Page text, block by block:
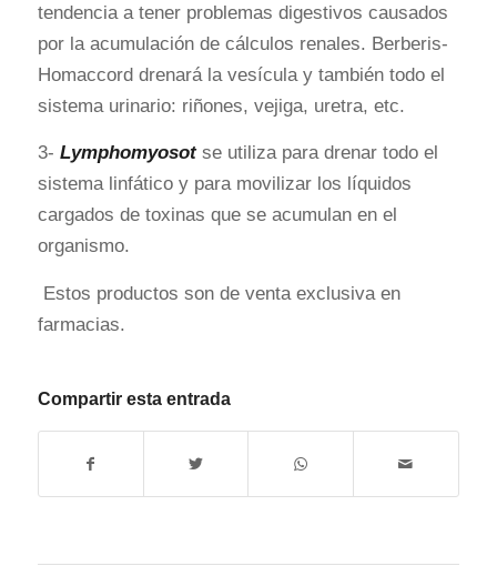
tendencia a tener problemas digestivos causados
por la acumulación de cálculos renales. Berberis-
Homaccord drenará la vesícula y también todo el
sistema urinario: riñones, vejiga, uretra, etc.
3- Lymphomyosotse utiliza para drenar todo el
sistema linfático y para movilizar los líquidos
cargados de toxinas que se acumulan en el
organismo.
Estos productos son de venta exclusiva en
farmacias.
Compartir esta entrada